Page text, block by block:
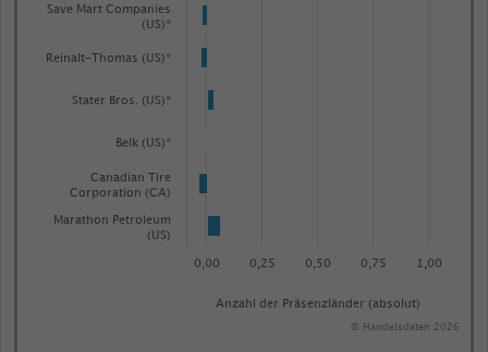
Anzahl der Präsenzländer (absolut)
Save Mart Companies
(US)*
Belk (US)*
Reinalt-Thomas (US)*
Stater Bros. (US)*
Canadian Tire
Corporation (CA)
Marathon Petroleum
(US)
0,00 0,25 0,50 0,75 1,00
© Handelsdaten 2026